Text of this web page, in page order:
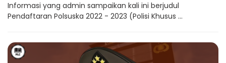
Informasi yang admin sampaikan kali ini berjudul
Pendaftaran Polsuska 2022 - 2023 (Polisi Khusus ...